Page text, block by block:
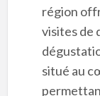
région
visites de
situé au